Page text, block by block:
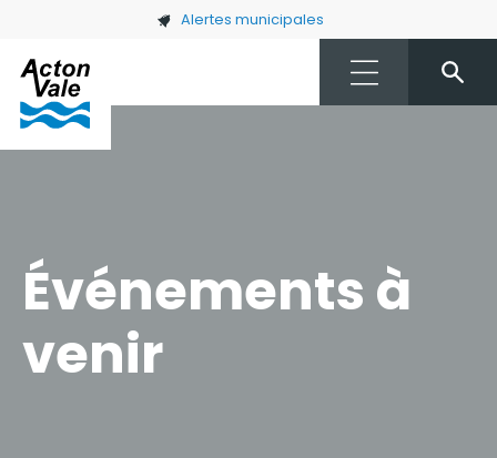
Skip to main content Alertes municipales
Événements à
venir